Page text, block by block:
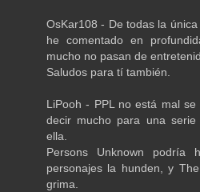
OsKar108 - De todas la
he comentado en
mucho no pasan de
Saludos para tí también.
LiPooh - PPL no está mal
decir mucho para una
ella.
Persons Unknown podría
personajes la hunden, y
grima.